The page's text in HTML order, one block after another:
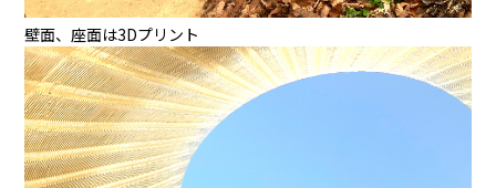
壁面、座面は3Dプリント